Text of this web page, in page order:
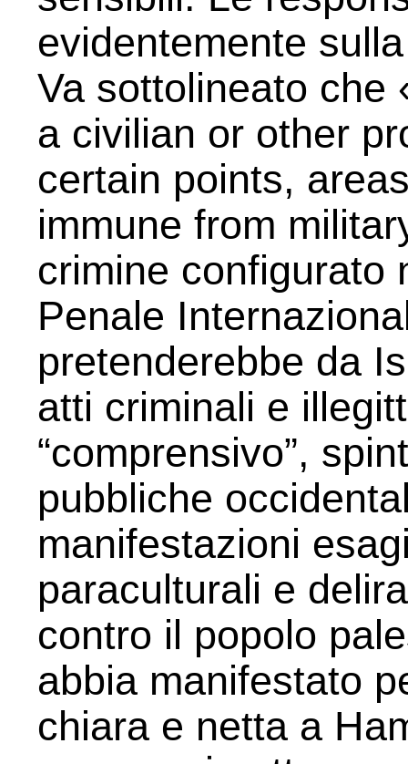
evidentemente
Va sottolineato che
a civilian or other
certain points,
immune from
crimine configurato
Penale
pretenderebbe da
atti criminali e
“comprensivo”,
pubbliche
manifestazioni
paraculturali e
contro il popolo
abbia manifestato
chiara e netta a